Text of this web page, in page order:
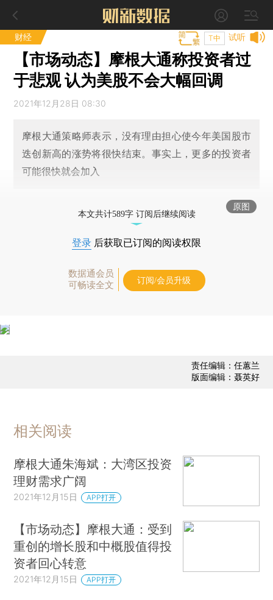
财经 试听
T中
【市场动态】摩根大通称投资者过
于悲观 认为美股不会大幅回调
2021年12月28日 08:30
摩根大通策略师表示，没有理由担心使今年美国股市
迭创新高的涨势将很快结束。事实上，更多的投资者
可能很快就会加入
原图
本文共计589字 订阅后继续阅读
登录 后获取已订阅的阅读权限
数据通会员
可畅读全文
订阅/会员升级
责任编辑：任蕙兰
版面编辑：聂英好
相关阅读
摩根大通朱海斌：大湾区投资
理财需求广阔
2021年12月15日 APP打开
【市场动态】摩根大通：受到
重创的增长股和中概股值得投
资者回心转意
2021年12月15日 APP打开